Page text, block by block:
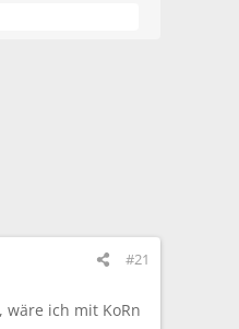
#21
ich mit KoRn